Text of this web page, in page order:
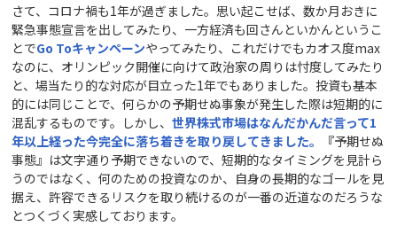
さて、コロナ禍も1年が過ぎました。思い起こせば、数か月おきに
緊急事態宣言を出してみたり、一方経済も回さんといかんというこ
とでGo Toキャンペーンやってみたり、これだけでもカオス度max
なのに、オリンピック開催に向けて政治家の周りは忖度してみたり
と、場当たり的な対応が目立った1年でもありました。投資も基本
的には同じことで、何らかの予期せぬ事象が発生した際は短期的に
混乱するものです。しかし、世界株式市場はなんだかんだ言って1
年以上経った今完全に落ち着きを取り戻してきました。
『予期せぬ
事態』は文字通り予期できないので、短期的なタイミングを見計ら
うのではなく、何のための投資なのか、自身の長期的なゴールを見
据え、許容できるリスクを取り続けるのが一番の近道なのだろうな
とつくづく実感しております。